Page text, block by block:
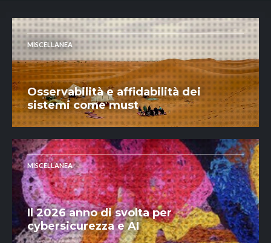
MISCELLANEA
Osservabilità e affidabilità dei
sistemi come must
MISCELLANEA
Il 2026 anno di svolta per
cybersicurezza e AI